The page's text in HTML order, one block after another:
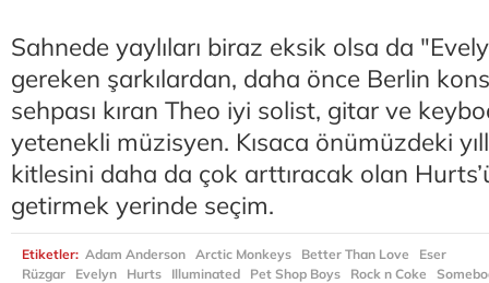
Sahnede yaylıları biraz eksik olsa da
gereken şarkılardan, daha önce Berlin
sehpası kıran Theo iyi solist, gitar ve
yetenekli müzisyen. Kısaca önümüzdeki
kitlesini daha da çok arttıracak olan
getirmek yerinde seçim.
Etiketler: Adam Anderson Arctic Monkeys Better Than Love
Eser
Rüzgar
Evelyn Hurts Illuminated Pet Shop Boys Rock n Coke